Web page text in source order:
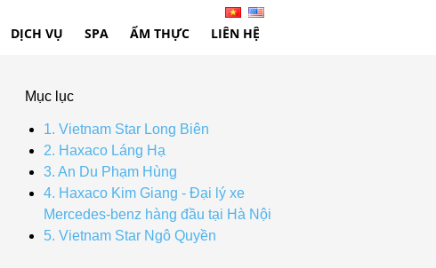
DỊCH VỤ SPA ẨM THỰC LIÊN HỆ
Mục lục
1. Vietnam Star Long Biên
2. Haxaco Láng Hạ
3. An Du Phạm Hùng
4. Haxaco Kim Giang - Đại lý xe
Mercedes-benz hàng đầu tại Hà Nội
5. Vietnam Star Ngô Quyền